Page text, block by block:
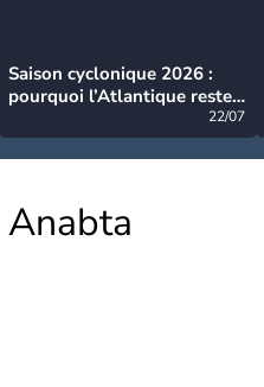
Saison cyclonique 2026 :
pourquoi l’Atlantique reste
22/07
Anabta